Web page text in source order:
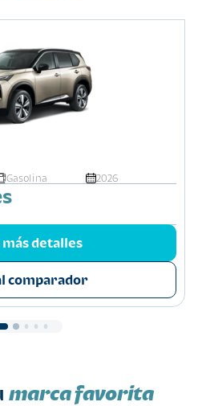
Gasolina 2026
detalles
comparador
marca favorita